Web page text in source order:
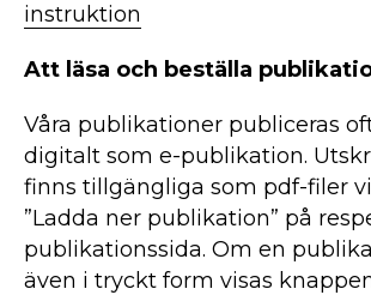
instruktion
Att läsa och beställa
Våra publikationer publiceras
digitalt som e-publikation.
finns tillgängliga som pdf-filer
”Ladda ner publikation” på
publikationssida. Om en
även i tryckt form visas knappen